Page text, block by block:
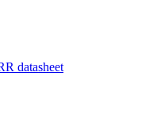
datasheet